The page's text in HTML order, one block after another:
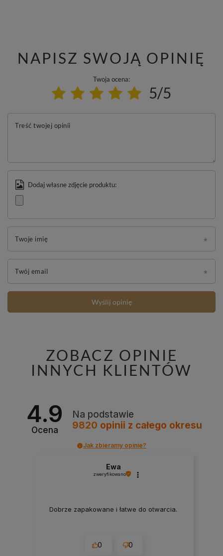
NAPISZ SWOJĄ OPINIĘ
Twoja ocena:
5/5
Treść twojej opinii
Dodaj własne zdjęcie produktu:
Twoje imię
Twój email
Wyślij opinię
ZOBACZ OPINIE
INNYCH KLIENTÓW
4.9
Ocena
Na podstawie
9820 opinii z całego okresu
Jak zbieramy opinie?
Ewa
zweryfikowano
Dobrze zapakowane i łatwe do otwarcia.
0 0